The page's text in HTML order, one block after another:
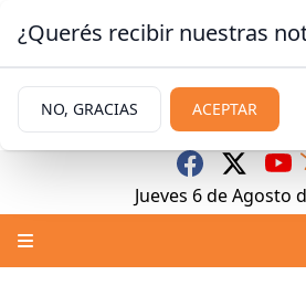
Jueves 6 de Agosto
¿Querés recibir nuestras
NO, GRACIAS ACEPTAR